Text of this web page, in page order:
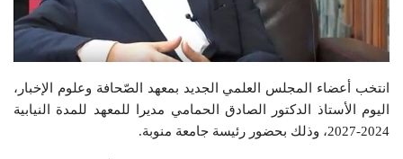
انتخب أعضاء المجلس العلمي الجديد بمعهد الصّحافة وعلوم الإخبار،
اليوم الأستاذ الدكتور الصادق الحمامي مديرا للمعهد للمدة النيابية
2024-2027، وذلك بحضور رئيسة جامعة منوبة.